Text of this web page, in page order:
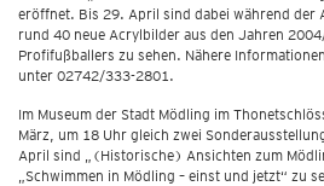
eröffnet. Bis 29. April sind dabei während der
rund 40 neue Acrylbilder aus den Jahren
Profifußballers zu sehen. Nähere
unter 02742/333-2801.
Im Museum der Stadt Mödling im
März, um 18 Uhr gleich zwei
April sind „(Historische) Ansichten zum
„Schwimmen in Mödling – einst und jetzt“ zu